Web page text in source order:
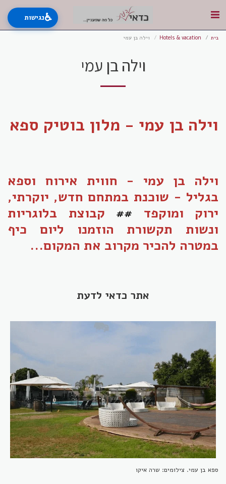
בית Hotels & vacation וילה בן עמי
וילה בן עמי
וילה בן עמי - מלון בוטיק ספא
וילה בן עמי - חווית אירוח וספא
בגליל - שוכנת במתחם חדש, יוקרתי,
ירוק ומוקפד ## קבוצת בלוגריות
ונשות תקשורת הוזמנו ליום כיף
במטרה להכיר מקרוב את המקום...
אתר כדאי לדעת
ספא בן עמי. צילומים: שרה איקו
♿נגישות